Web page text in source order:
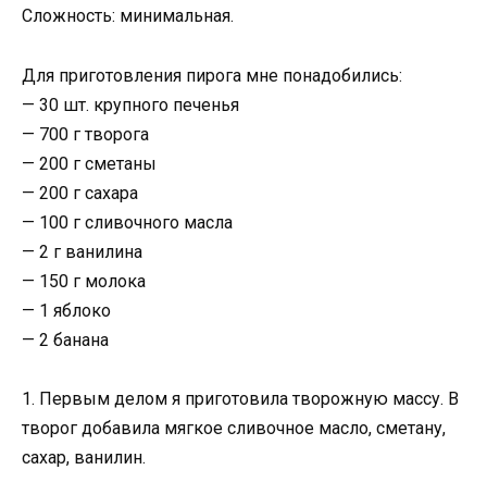
Сложность: минимальная.
Для приготовления пирога мне понадобились:
— 30 шт. крупного печенья
— 700 г творога
— 200 г сметаны
— 200 г сахара
— 100 г сливочного масла
— 2 г ванилина
— 150 г молока
— 1 яблоко
— 2 банана
1. Первым делом я приготовила творожную массу. В
творог добавила мягкое сливочное масло, сметану,
сахар, ванилин.